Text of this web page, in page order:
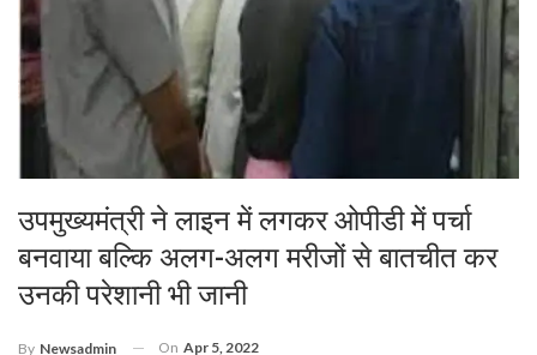
उपमुख्यमंत्री ने लाइन में लगकर ओपीडी में पर्चा
बनवाया बल्कि अलग-अलग मरीजों से बातचीत कर
उनकी परेशानी भी जानी
By Newsadmin On Apr 5, 2022